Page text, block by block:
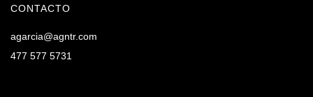
CONTACTO
agarcia@agntr.com
477 577 5731